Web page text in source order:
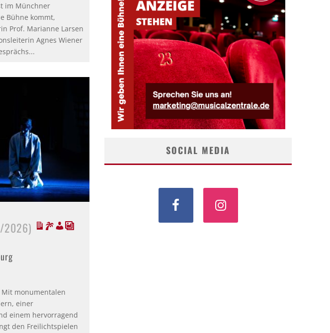
im Münchner
Bühne kommt,
Prof. Marianne Larsen
Agnes Wiener
2026)
monumentalen
einer
einem hervorragend
den Freilichtspielen
SOCIAL MEDIA